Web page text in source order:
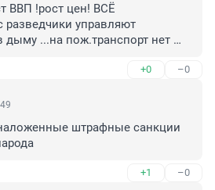
ВВП !рост цен! ВСЁ
управляют
дыму ...на пож.транспорт нет
+0 –0
штрафные санкции
+1 –0